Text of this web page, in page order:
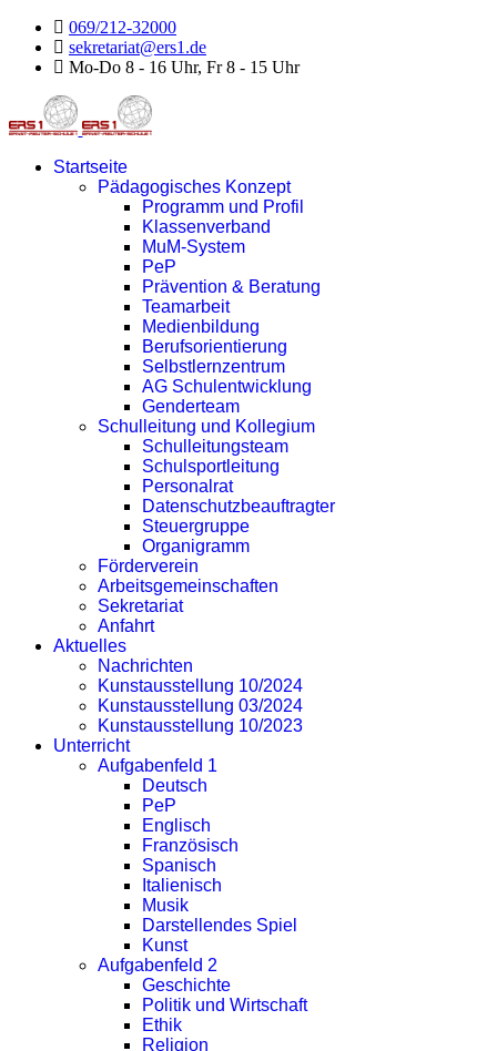
069/212-32000
sekretariat@ers1.de
Mo-Do 8 - 16 Uhr, Fr 8 - 15 Uhr
Startseite
Pädagogisches Konzept
Programm und Profil
Klassenverband
MuM-System
PeP
Prävention & Beratung
Teamarbeit
Medienbildung
Berufsorientierung
Selbstlernzentrum
AG Schulentwicklung
Genderteam
Schulleitung und Kollegium
Schulleitungsteam
Schulsportleitung
Personalrat
Datenschutzbeauftragter
Steuergruppe
Organigramm
Förderverein
Arbeitsgemeinschaften
Sekretariat
Anfahrt
Aktuelles
Nachrichten
Kunstausstellung 10/2024
Kunstausstellung 03/2024
Kunstausstellung 10/2023
Unterricht
Aufgabenfeld 1
Deutsch
PeP
Englisch
Französisch
Spanisch
Italienisch
Musik
Darstellendes Spiel
Kunst
Aufgabenfeld 2
Geschichte
Politik und Wirtschaft
Ethik
Religion